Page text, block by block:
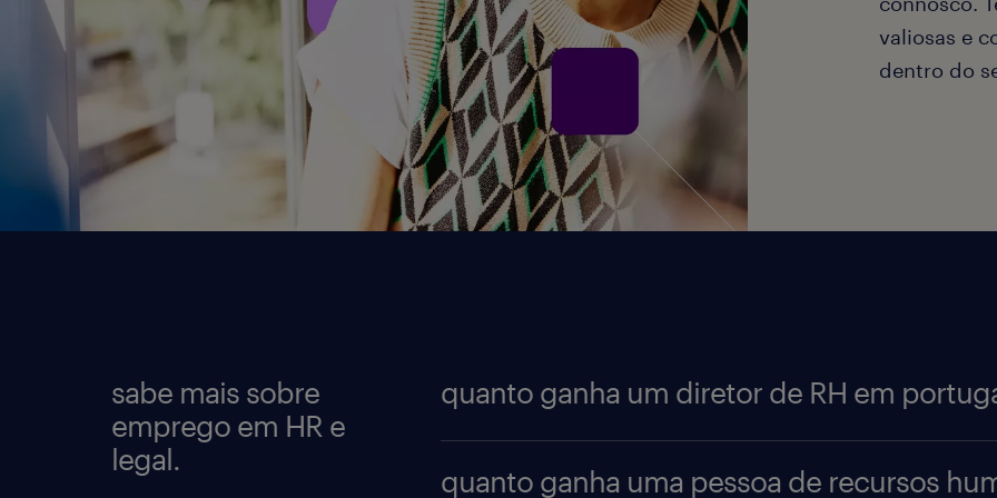
valiosas e
dentro do
sabe mais sobre
emprego em HR e
legal.
quanto ganha um diretor de RH em
prestados e a empresa para a qual trabalha. Segundo o
quanto ganha uma pessoa de recursos